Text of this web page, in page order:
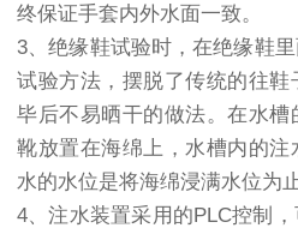
终保证手套内外水面一致。
3、绝缘鞋试验时，在绝缘鞋
试验方法，摆脱了传统的往
毕后不易晒干的做法。在水
靴放置在海绵上，水槽内的
水的水位是将海绵浸满水位为止
4、注水装置采用的PLC控制